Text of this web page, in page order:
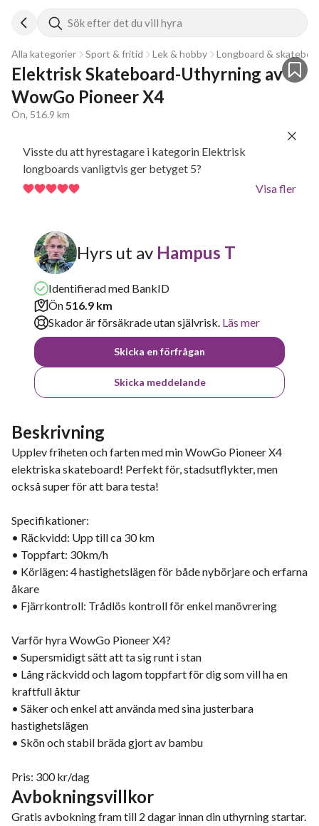
Sök efter det du vill hyra
Alla kategorier Sport & fritid Lek & hobby Longboard &
Elektrisk Skateboard-Uthyrning av
WowGo Pioneer X4
Ön, 516.9 km
Visste du att hyrestagare i kategorin Elektrisk
longboards vanligtvis ger betyget 5?
Visa fler
Hyrs ut av Hampus T
Identifierad med BankID
Ön516.9 km
Skador är försäkrade utan självrisk. Läs mer
Skicka en förfrågan
Skicka meddelande
Beskrivning
Upplev friheten och farten med min WowGo Pioneer X4
elektriska skateboard! Perfekt för, stadsutflykter, men
också super för att bara testa!
Specifikationer:
• Räckvidd: Upp till ca 30 km
• Toppfart: 30km/h
• Körlägen: 4 hastighetslägen för både nybörjare och erfarna
åkare
• Fjärrkontroll: Trådlös kontroll för enkel manövrering
Varför hyra WowGo Pioneer X4?
• Supersmidigt sätt att ta sig runt i stan
• Lång räckvidd och lagom toppfart för dig som vill ha en
kraftfull åktur
• Säker och enkel att använda med sina justerbara
hastighetslägen
• Skön och stabil bräda gjort av bambu
Pris: 300 kr/dag
Avbokningsvillkor
Gratis avbokning fram till 2 dagar innan din uthyrning startar.